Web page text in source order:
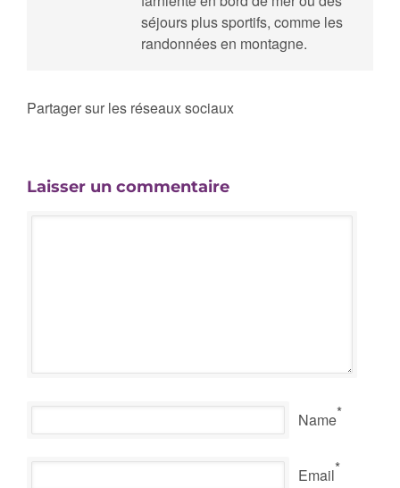
séjours plus sportifs, comme les
randonnées en montagne.
Partager sur les réseaux sociaux
Laisser un commentaire
Name*
Email*